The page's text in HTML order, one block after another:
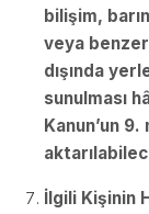
bilişim,
veya
dışında
sunulması
Kanun’un
İlgili Kişinin